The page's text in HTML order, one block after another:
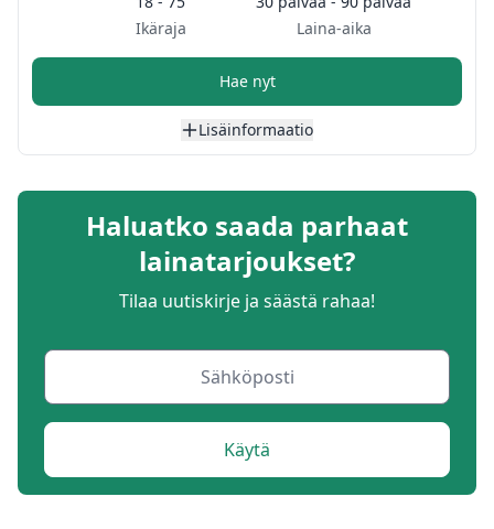
Ikäraja
Laina-aika
Hae nyt
Lisäinformaatio
Haluatko saada parhaat
lainatarjoukset?
Tilaa uutiskirje ja säästä rahaa!
Käytä